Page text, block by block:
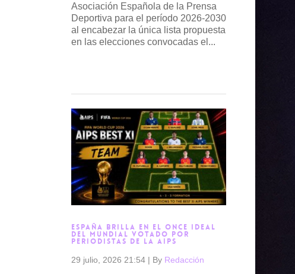
Asociación Española de la Prensa
Deportiva para el período 2026-2030
al encabezar la única lista propuesta
en las elecciones convocadas el...
ESPAÑA BRILLA EN EL ONCE IDEAL
DEL MUNDIAL VOTADO POR
PERIODISTAS DE LA AIPS
29 julio, 2026 21:54 | By Redacción